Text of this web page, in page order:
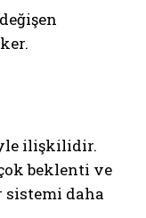
ilişkilidir.
beklenti ve
sistemi daha